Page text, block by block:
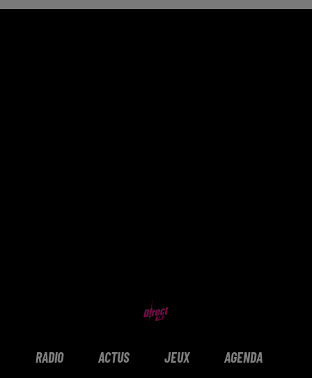
RADIO ACTUS JEUX AGENDA